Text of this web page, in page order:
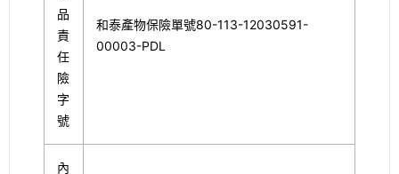
品
責
任
險
字
號
和泰產物保險單號80-113-12030591-
00003-PDL
內